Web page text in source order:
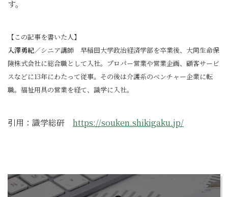
す。
【この記事を書いた人】
入澤勇紀／シニア講師 早稲田大学政治経済学部を卒業後、大同生命保
険株式会社に総合職として入社。プロパー営業や営業企画、顧客サービ
スなどに13年にわたって従事。その後は介護系のベンチャー企業に転
職。福祉用具の営業を経て、識学に入社。
引用：識学総研 https://souken.shikigaku.jp/